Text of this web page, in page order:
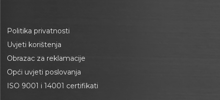
Politika privatnosti
Uvjeti korištenja
Obrazac za reklamacije
Opći uvjeti poslovanja
ISO 9001 i 14001 certifikati